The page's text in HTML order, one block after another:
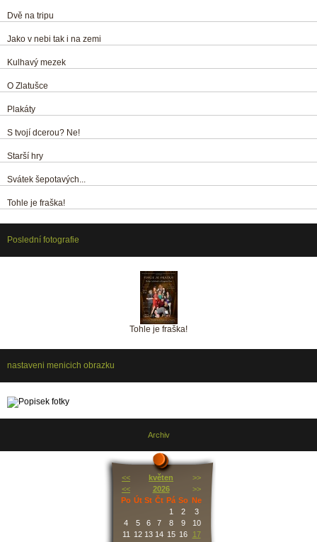
Dvě na tripu
Jako v nebi tak i na zemi
Kulhavý mezek
O Zlatušce
Plakáty
S tvojí dcerou? Ne!
Starší hry
Svátek šepotavých...
Tohle je fraška!
Poslední fotografie
Tohle je fraška!
nastaveni menicich obrazku
Archiv
<< květen
>>
<<
2026
>>
Po Út St Čt Pá So Ne
1
2
3
4
5 6 7 8 9
10
11
12 13 14 15 16
17